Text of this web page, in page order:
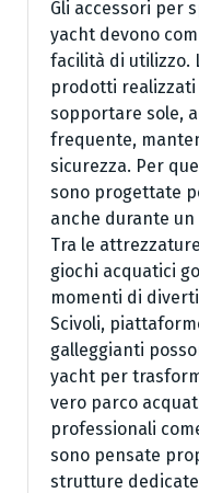
Gli accessori per
yacht devono
facilità di utilizzo.
prodotti
sopportare sole,
frequente,
sicurezza. Per
sono progettate
anche durante
Tra le
giochi acquatici
momenti di
Scivoli,
galleggianti
yacht per
vero parco
professionali
sono pensate
strutture